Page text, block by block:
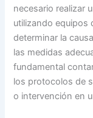
necesario realizar
utilizando equipos
determinar la
las medidas
fundamental
los protocolos de
o intervención en